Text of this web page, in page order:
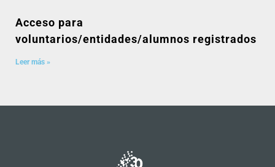
Acceso para
voluntarios/entidades/alumnos registrados
Leer más »